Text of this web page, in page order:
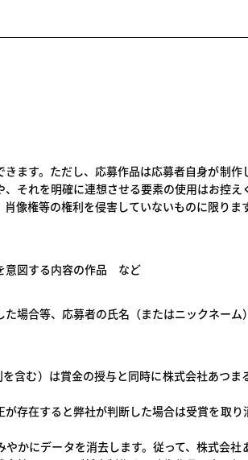
ます。ただし、応募作品は応募者自身が制作
それを明確に連想させる要素の使用はお控え
像権等の権利を侵害していないものに限ります
図する内容の作品 など
場合等、応募者の氏名（またはニックネーム
含む）は賞金の授与と同時に株式会社あつま
存在すると弊社が判断した場合は受賞を取り
かにデータを消去します。従って、株式会社